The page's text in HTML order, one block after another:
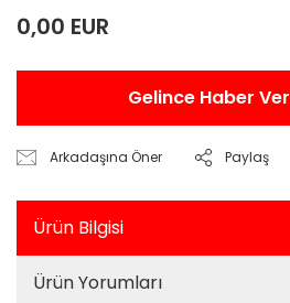
0,00 EUR
Gelince Haber Ver
Arkadaşına Öner Paylaş
Ürün Bilgisi
Ürün Yorumları